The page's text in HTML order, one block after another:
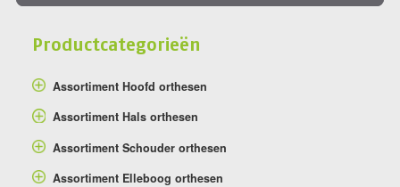
Productcategorieën
Assortiment Hoofd orthesen
Assortiment Hals orthesen
Assortiment Schouder orthesen
Assortiment Elleboog orthesen